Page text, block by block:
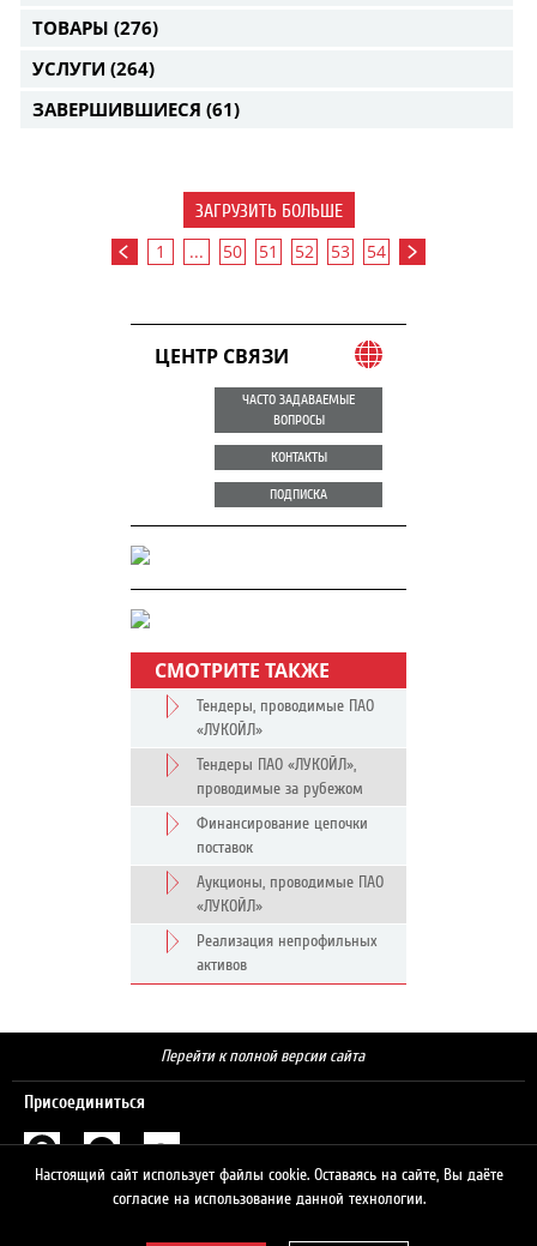
ТОВАРЫ (276)
УСЛУГИ (264)
ЗАВЕРШИВШИЕСЯ (61)
ЗАГРУЗИТЬ БОЛЬШЕ
1 ... 50 51 52 53 54
ЦЕНТР СВЯЗИ
ЧАСТО ЗАДАВАЕМЫЕ
ВОПРОСЫ
КОНТАКТЫ
ПОДПИСКА
СМОТРИТЕ ТАКЖЕ
Тендеры, проводимые ПАО
«ЛУКОЙЛ»
Тендеры ПАО «ЛУКОЙЛ»,
проводимые за рубежом
Финансирование цепочки
поставок
Аукционы, проводимые ПАО
«ЛУКОЙЛ»
Реализация непрофильных
активов
Перейти к полной версии сайта
Присоединиться
Настоящий сайт использует файлы cookie. Оставаясь на сайте, Вы даёте
согласие на использование данной технологии.